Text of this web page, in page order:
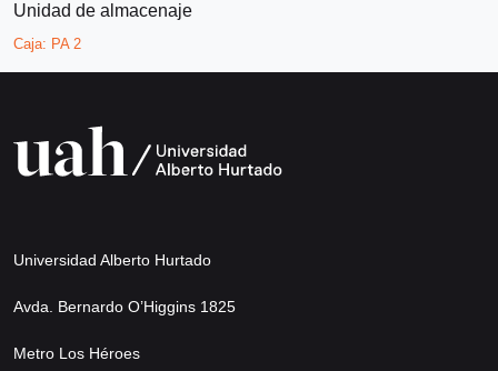
Unidad de almacenaje
Caja: PA 2
Universidad Alberto Hurtado
Avda. Bernardo O’Higgins 1825
Metro Los Héroes